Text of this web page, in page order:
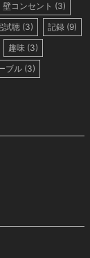
壁コンセント (3)
試聴 (3) 記録 (9)
趣味 (3)
ブル (3)